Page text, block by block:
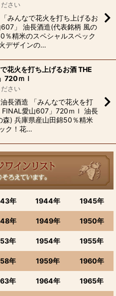
さい
みんなで花火を打ち上げるお
」 油長酒造(代表銘柄 風の
％精米のスペシャルスペック
デザインの…
花火を打ち上げるお酒 THE
720ｍｌ
さい
長酒造 「みんなで花火を打
FINAL愛山607」720ｍｌ 油長
森) 兵庫県産山田錦50％精米
ク！花…
年 1944年 1945年
年 1949年 1950年
年 1954年 1955年
年 1959年 1960年
年 1964年 1965年